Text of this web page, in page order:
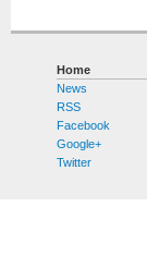
Home
News
RSS
Facebook
Google+
Twitter